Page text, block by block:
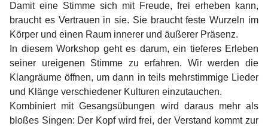
Damit eine Stimme sich mit Freude, frei erheben kann,
braucht es Vertrauen in sie. Sie braucht feste Wurzeln im
Körper und einen Raum innerer und äußerer Präsenz.
In diesem Workshop geht es darum, ein tieferes Erleben
seiner ureigenen Stimme zu erfahren. Wir werden die
Klangräume öffnen, um dann in teils mehrstimmige Lieder
und Klänge verschiedener Kulturen einzutauchen.
Kombiniert mit Gesangsübungen wird daraus mehr als
bloßes Singen: Der Kopf wird frei, der Verstand kommt zur